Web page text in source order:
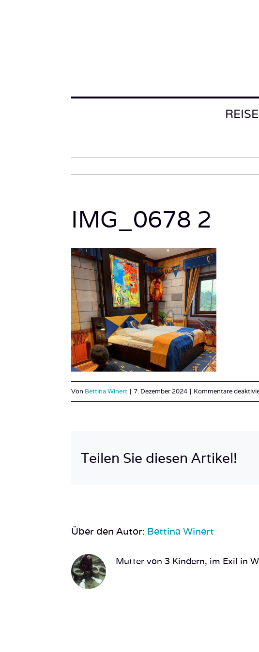
IMG_0678 2
Von Bettina Winert | 7. Dezember 2024 | Kommentare
Teilen Sie diesen Artikel!
Über den Autor: Bettina Winert
Mutter von 3 Kindern, im Exil in